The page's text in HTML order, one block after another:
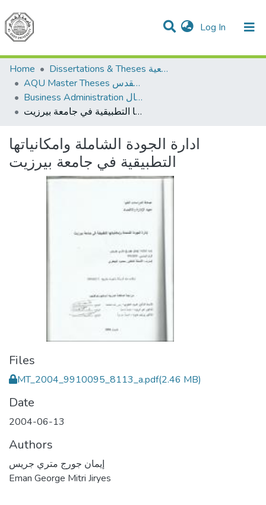
Log In (current)
Communities & Collections
All of DSpace
Home
Dissertations & Theses الرسائل الجامعية
AQU Master Theses الرسائل الجامعية الخاصة بجامعة القدس
Business Administration إدارة الاعمال
ادارة الجودة الشاملة وامكانياتها التطبيقية في جامعة بيرزيت
ادارة الجودة الشاملة وامكانياتها
التطبيقية في جامعة بيرزيت
Files
MT_2004_9910095_8113_a.pdf(2.46 MB)
Date
2004-06-13
Authors
إيمان جورج متري جريس
Eman George Mitri Jiryes